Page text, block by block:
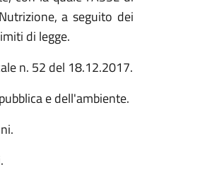
a seguito dei
di legge.
n. 52 del 18.12.2017.
e dell'ambiente.